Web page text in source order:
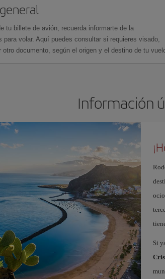
tu billete de avión, recuerda informarte de la
para volar. Aquí puedes consultar si requieres visado,
otro documento, según el origen y el destino de tu
Información
Si